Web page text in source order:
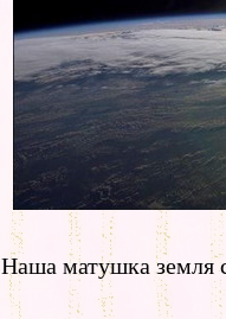
Наша матушка земля